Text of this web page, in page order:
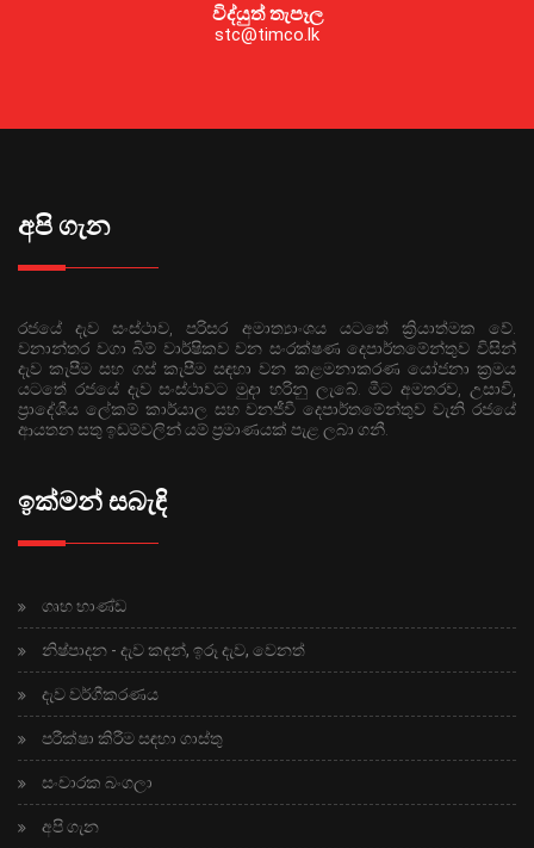
විද්යුත් තැපෑල
stc@timco.lk
අපි ගැන
රජයේ දැව සංස්ථාව, පරිසර අමාත්‍යාංශය යටතේ ක්‍රියාත්මක වේ.
වනාන්තර වගා බිම් වාර්ෂිකව වන සංරක්ෂණ දෙපාර්තමේන්තුව විසින්
දැව කැපීම සහ ගස් කැපීම සඳහා වන කළමනාකරණ යෝජනා ක්‍රමය
යටතේ රජයේ දැව සංස්ථාවට මුදා හරිනු ලැබේ. මීට අමතරව, උසාවි,
ප්‍රාදේශීය ලේකම් කාර්යාල සහ වනජීවී දෙපාර්තමේන්තුව වැනි රජයේ
ආයතන සතු ඉඩම්වලින් යම් ප්‍රමාණයක් පැළ ලබා ගනී.
ඉක්මන් සබැඳි
ගෘහ භාණ්ඩ
නිෂ්පාදන - දැව කඳන්, ඉරූ දැව, වෙනත්
දැව වර්ගීකරණය
පරීක්ෂා කිරීම සඳහා ගාස්තු
සංචාරක බංගලා
අපි ගැන